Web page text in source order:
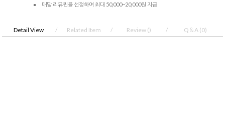
매달 리뷰퀸을 선정하여 최대 50,000~20,000원 지급
Detail View Related Item Review () Q＆A (0)